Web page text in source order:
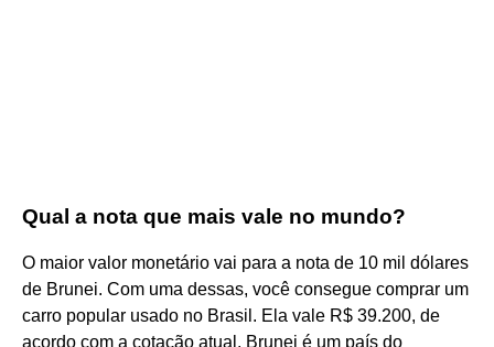
Qual a nota que mais vale no mundo?
O maior valor monetário vai para a nota de 10 mil dólares
de Brunei. Com uma dessas, você consegue comprar um
carro popular usado no Brasil. Ela vale R$ 39.200, de
acordo com a cotação atual. Brunei é um país do